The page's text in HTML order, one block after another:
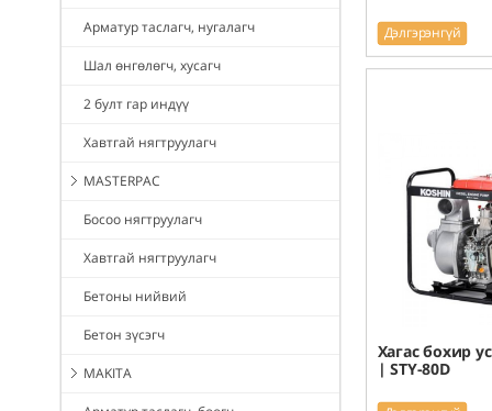
Арматур таслагч, нугалагч
Шал өнгөлөгч, хусагч
2 булт гар индүү
Хавтгай нягтруулагч
MASTERPAC
Босоо нягтруулагч
Хавтгай нягтруулагч
Бетоны нийвий
Бетон зүсэгч
MAKITA
Дэлгэрэнгүй
Хагас бохир
| STY-80D